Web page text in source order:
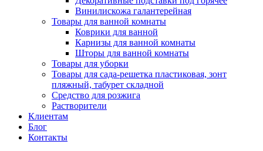
Винилискожа галантерейная
Товары для ванной комнаты
Коврики для ванной
Карнизы для ванной комнаты
Шторы для ванной комнаты
Товары для уборки
Товары для сада-решетка пластиковая, зонт
пляжный, табурет складной
Средство для розжига
Растворители
Клиентам
Блог
Контакты